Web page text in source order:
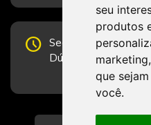
seu
produtos
marketing,
que
você.
schedule Segunda-feira a
Dúvidas e